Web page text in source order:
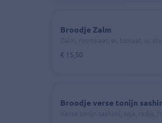
Broodje Zalm
Zalm, roomkaas, ei, tomaat, ui,
€ 15,50
Broodje verse tonijn